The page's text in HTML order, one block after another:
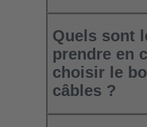
Quels sont
prendre en
choisir le
câbles ?